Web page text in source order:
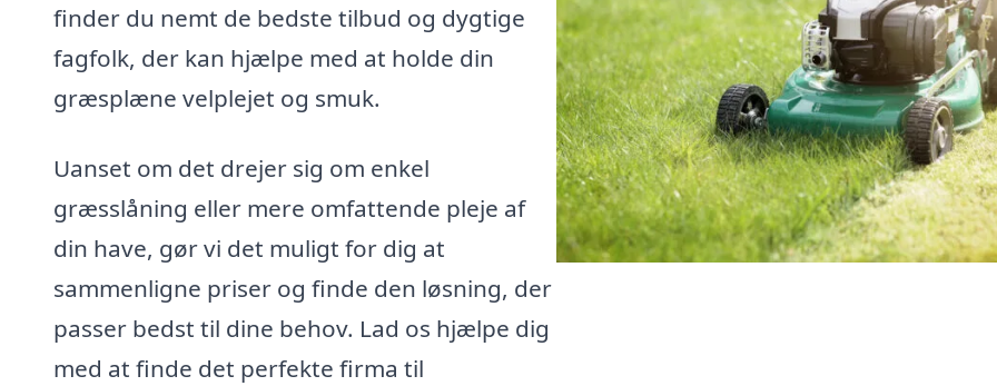
finder du nemt de bedste tilbud og dygtige
fagfolk, der kan hjælpe med at holde din
græsplæne velplejet og smuk.
Uanset om det drejer sig om enkel
græsslåning eller mere omfattende pleje af
din have, gør vi det muligt for dig at
sammenligne priser og finde den løsning, der
passer bedst til dine behov. Lad os hjælpe dig
med at finde det perfekte firma til